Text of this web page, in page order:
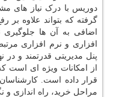
دوریس با درک نیاز های
گرفته که بتواند علاوه بر
اضافی به آن ها
افزاری و نرم افزاری
پنل مدیریتی قدرتمند و
از امکانات ویژه ای است
قرار داده است.
مراحل خرید، راه اندازی و